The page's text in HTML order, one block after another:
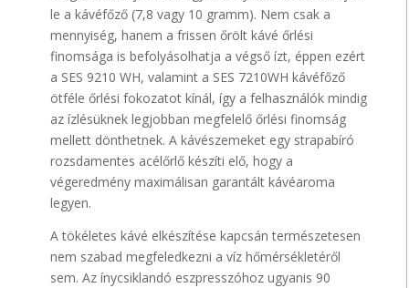
le a kávéfőző (7,8 vagy 10 gramm). Nem csak a
mennyiség, hanem a frissen őrölt kávé őrlési
finomsága is befolyásolhatja a végső ízt, éppen ezért
a SES 9210 WH, valamint a SES 7210WH kávéfőző
ötféle őrlési fokozatot kínál, így a felhasználók mindig
az ízlésüknek legjobban megfelelő őrlési finomság
mellett dönthetnek. A kávészemeket egy strapabíró
rozsdamentes acélőrlő készíti elő, hogy a
végeredmény maximálisan garantált kávéaroma
legyen.
A tökéletes kávé elkészítése kapcsán természetesen
nem szabad megfeledkezni a víz hőmérsékletéről
sem. Az ínycsiklandó eszpresszóhoz ugyanis 90